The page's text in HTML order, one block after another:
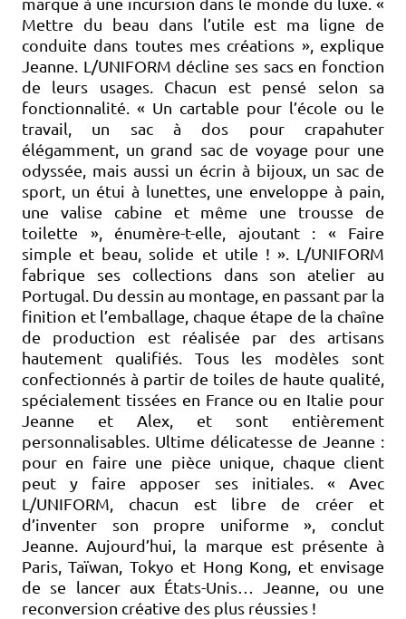
Mettre du beau dans l’utile est ma ligne de
conduite dans toutes mes créations », explique
Jeanne. L/UNIFORM décline ses sacs en fonction
de leurs usages. Chacun est pensé selon sa
fonctionnalité. « Un cartable pour l’école ou le
travail, un sac à dos pour crapahuter
élégamment, un grand sac de voyage pour une
odyssée, mais aussi un écrin à bijoux, un sac de
sport, un étui à lunettes, une enveloppe à pain,
une valise cabine et même une trousse de
toilette », énumère-t-elle, ajoutant : « Faire
simple et beau, solide et utile ! ». L/UNIFORM
fabrique ses collections dans son atelier au
Portugal. Du dessin au montage, en passant par la
finition et l’emballage, chaque étape de la chaîne
de production est réalisée par des artisans
hautement qualifiés. Tous les modèles sont
confectionnés à partir de toiles de haute qualité,
spécialement tissées en France ou en Italie pour
Jeanne et Alex, et sont entièrement
personnalisables. Ultime délicatesse de Jeanne :
pour en faire une pièce unique, chaque client
peut y faire apposer ses initiales. « Avec
L/UNIFORM, chacun est libre de créer et
d’inventer son propre uniforme », conclut
Jeanne. Aujourd’hui, la marque est présente à
Paris, Taïwan, Tokyo et Hong Kong, et envisage
de se lancer aux États-Unis… Jeanne, ou une
reconversion créative des plus réussies !